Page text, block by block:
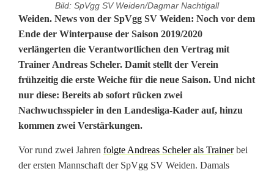
Bild: SpVgg SV Weiden/Dagmar Nachtigall
S
p
V
g
g
V
Weiden. News von der SpVgg SV Weiden: Noch vor dem
Ende der Winterpause der Saison 2019/2020
verlängerten die Verantwortlichen den Vertrag mit
Trainer Andreas Scheler. Damit stellt der Verein
frühzeitig die erste Weiche für die neue Saison. Und nicht
nur diese: Bereits ab sofort rücken zwei
Nachwuchsspieler in den Landesliga-Kader auf, hinzu
kommen zwei Verstärkungen.
Vor rund zwei Jahren folgte Andreas Scheler als Trainerbei
der ersten Mannschaft der SpVgg SV Weiden. Damals